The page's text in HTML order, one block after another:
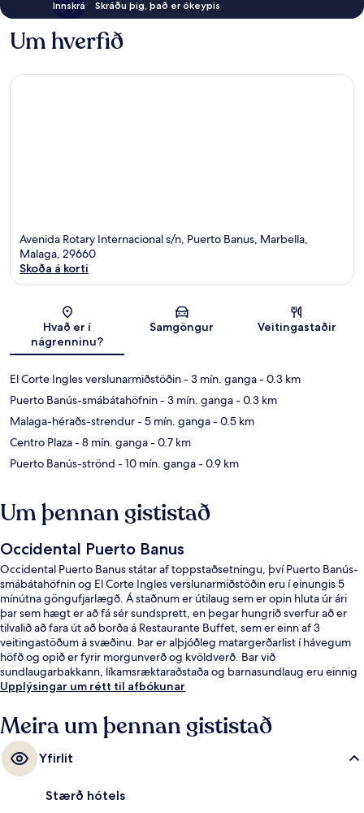
Innskrá Skráðu þig, það er ókeypis
Um hverfið
Avenida Rotary Internacional s/n, Puerto Banus, Marbella,
Malaga, 29660
Skoða á korti
Hvað er í
nágrenninu?
Samgöngur Veitingastaðir
El Corte Ingles verslunarmiðstöðin- 3 mín. ganga- 0.3 km
Puerto Banús-smábátahöfnin- 3 mín. ganga- 0.3 km
Malaga-héraðs-strendur- 5 mín. ganga- 0.5 km
Centro Plaza- 8 mín. ganga- 0.7 km
Puerto Banús-strönd - 10 mín. ganga- 0.9 km
Um þennan gististað
Occidental Puerto Banus
Occidental Puerto Banus státar af toppstaðsetningu, því Puerto Banús-
smábátahöfnin og El Corte Ingles verslunarmiðstöðin eru í einungis 5
mínútna göngufjarlægð. Á staðnum er útilaug sem er opin hluta úr ári
þar sem hægt er að fá sér sundsprett, en þegar hungrið sverfur að er
tilvalið að fara út að borða á Restaurante Buffet, sem er einn af 3
veitingastöðum á svæðinu. Þar er alþjóðleg matargerðarlist í hávegum
höfð og opið er fyrir morgunverð og kvöldverð. Bar við
sundlaugarbakkann, líkamsræktaraðstaða og barnasundlaug eru einnig
á staðnum. Ferðamenn sem hafa dvalið á staðnum hafa verið mjög
starfsfólk og góð staðsetning.
Upplýsingar um rétt til afbókunar
Meira um þennan gististað
Yfirlit
Stærð hótels